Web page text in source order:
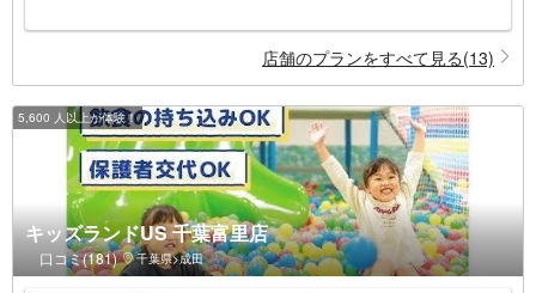
店舗のプランをすべて見る(13)
5,600 人以上が体験！
キッズランドUS 千葉富里店
口コミ(181) 千葉県>成田